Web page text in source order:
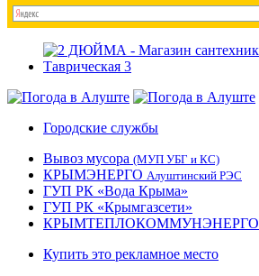
Городские службы
Вывоз мусора (МУП УБГ и КС)
КРЫМЭНЕРГО Алуштинский РЭС
ГУП РК «Вода Крыма»
ГУП РК «Крымгазсети»
КРЫМТЕПЛОКОММУНЭНЕРГО
Купить это рекламное место